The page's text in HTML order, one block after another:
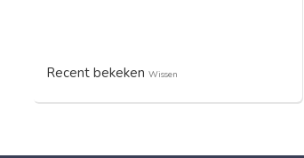
Recent bekeken Wissen